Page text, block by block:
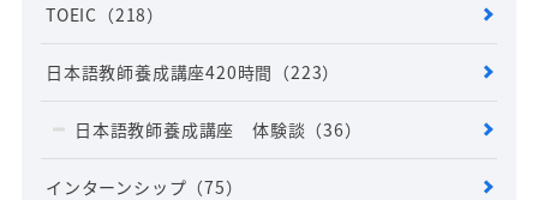
TOEIC （218）
日本語教師養成講座420時間 （223）
日本語教師養成講座 体験談 （36）
インターンシップ （75）